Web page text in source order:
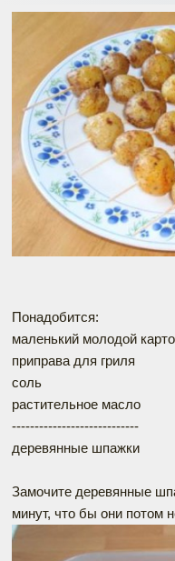
Понадобится:
маленький молодой
приправа для гриля
соль
растительное масло
----------------------------
деревянные шпажки
Замочите деревянные
минут, что бы они потом